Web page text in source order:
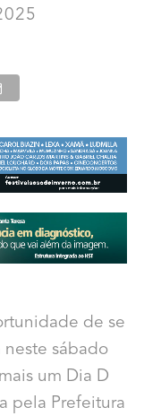
de se
neste sábado
um Dia D
pela Prefeitura